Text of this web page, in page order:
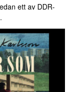
ett av DDR-